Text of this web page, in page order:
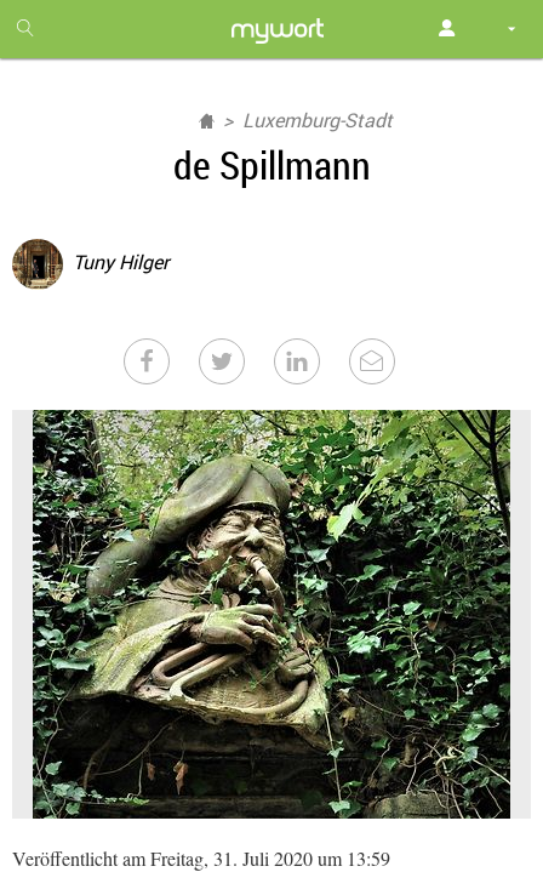
month
free
Luxemburg-Stadt
de Spillmann
Tuny Hilger
Veröffentlicht am Freitag, 31. Juli 2020 um 13:59